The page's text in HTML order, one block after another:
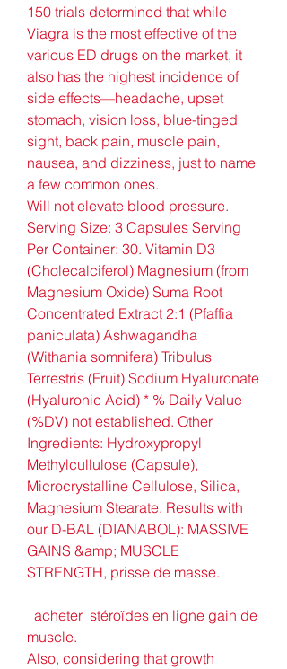
150 trials determined that while
Viagra is the most effective of the
various ED drugs on the market, it
also has the highest incidence of
side effects—headache, upset
stomach, vision loss, blue-tinged
sight, back pain, muscle pain,
nausea, and dizziness, just to name
a few common ones.
Will not elevate blood pressure.
Serving Size: 3 Capsules Serving
Per Container: 30. Vitamin D3
(Cholecalciferol) Magnesium (from
Magnesium Oxide) Suma Root
Concentrated Extract 2:1 (Pfaffia
paniculata) Ashwagandha
(Withania somnifera) Tribulus
Terrestris (Fruit) Sodium Hyaluronate
(Hyaluronic Acid) * % Daily Value
(%DV) not established. Other
Ingredients: Hydroxypropyl
Methylcullulose (Capsule),
Microcrystalline Cellulose, Silica,
Magnesium Stearate. Results with
our D-BAL (DIANABOL): MASSIVE
GAINS &amp; MUSCLE
STRENGTH, prisse de masse.
muscle.
Also, considering that growth